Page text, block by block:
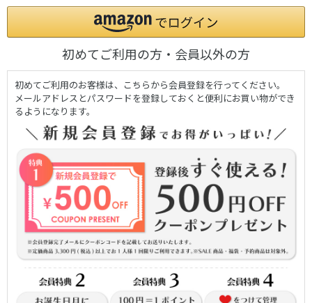
初めてご利用の方・会員以外の方
初めてご利用のお客様は、こちらから会員登録を行ってください。
メールアドレスとパスワードを登録しておくと便利にお買い物ができ
るようになります。